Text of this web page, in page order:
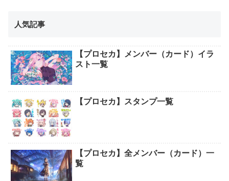
人気記事
【プロセカ】メンバー（カード）イラ
スト一覧
【プロセカ】スタンプ一覧
【プロセカ】全メンバー（カード）一
覧